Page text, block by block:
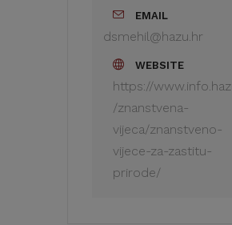
EMAIL
dsmehil@hazu.hr
WEBSITE
https://
/znanstvena-
vijeca/znanstveno-
vijece-za-zastitu-
prirode/